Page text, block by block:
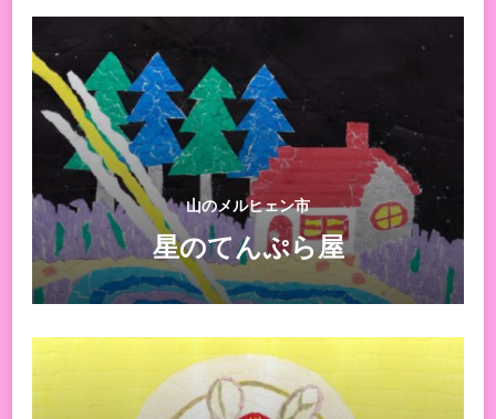
山のメルヒェン市
星のてんぷら屋